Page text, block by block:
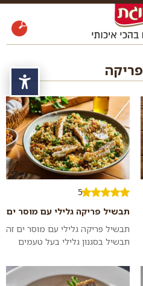
פריקה
5
תבשיל פריקה גלילי עם מוסר ים
תבשיל פריקה גלילי עם מוסר ים זה
תבשיל בסגנון גלילי בעל טעמים
בגרסת ים עם תוספת מעולה של
דגים. כ...